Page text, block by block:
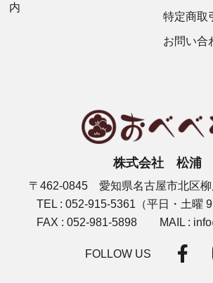
内
特定商取
お問い合
株式会社 松浦
〒462-0845 愛知県名古屋市北区柳
TEL : 052-915-5361（平日・土曜
FAX : 052-981-5898 MAIL :
FOLLOW US